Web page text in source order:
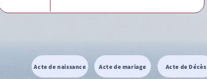
Acte de naissance Acte de mariage Acte de Décès